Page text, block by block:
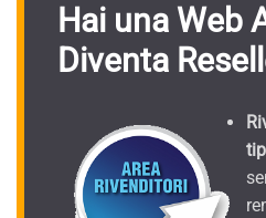
Hai una Web
Diventa